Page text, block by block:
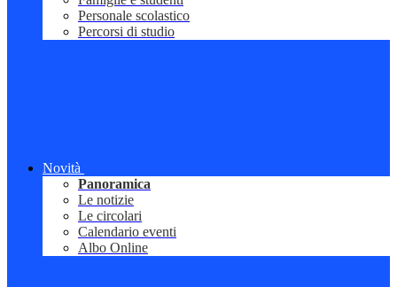
Personale scolastico
Percorsi di studio
Novità
Panoramica
Le notizie
Le circolari
Calendario eventi
Albo Online